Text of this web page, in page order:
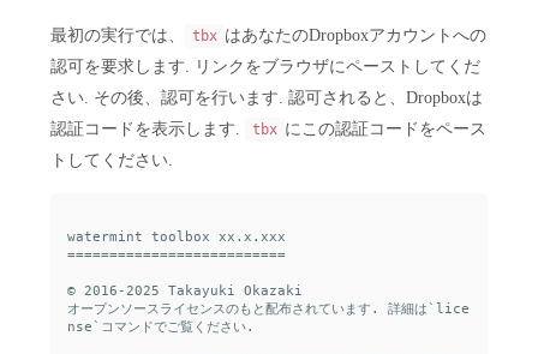
最初の実行では、 tbx はあなたのDropboxアカウントへの
認可を要求します. リンクをブラウザにペーストしてくだ
さい. その後、認可を行います. 認可されると、Dropboxは
認証コードを表示します.
tbx にこの認証コードをペース
トしてください.
watermint toolbox xx.x.xxx
==========================
© 2016-2025 Takayuki Okazaki
オープンソースライセンスのもと配布されています. 詳細は`lice
nse`コマンドでご覧ください.